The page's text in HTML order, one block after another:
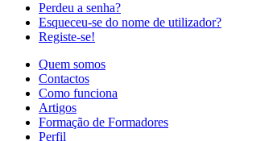
Perdeu a senha?
Esqueceu-se do nome de utilizador?
Registe-se!
Quem somos
Contactos
Como funciona
Artigos
Formação de Formadores
Perfil